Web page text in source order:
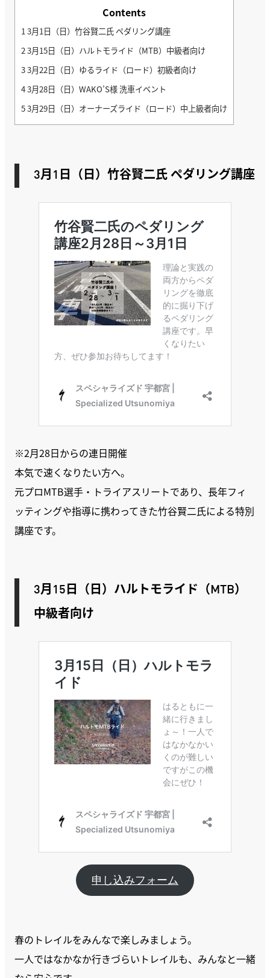
Contents
13月1日（日）竹谷賢二氏 ペダリング講座
23月15日（日）ハルトモライド（MTB）中級者向け
33月22日（日）ゆるライド（ロード）初級者向け
43月28日（日）WAKO’S様 洗車イベント
53月29日（日）オーナーズライド（ロード）中上級者向け
3月1日（日） 竹谷賢二氏 ペダリング講座
※2月28日からの連日開催
本気で速くなりたい方へ。
元プロMTB選手・トライアスリートであり、長年フィ
ッティングや指導に携わってきた竹谷賢二氏による特別
講座です。
3月15日（日） ハルトモライド（MTB）
中級者向け
申し込みフォーム
春のトレイルをみんなで楽しみましょう。
一人ではなかなか行きづらいトレイルも、みんなと一緒